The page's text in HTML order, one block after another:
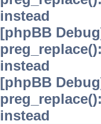
instead
[phpBB
instead
[phpBB
instead